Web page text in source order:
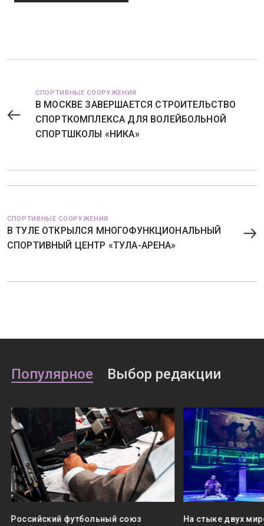
СПОРТИВНЫЕ СООРУЖЕНИЯ
В МОСКВЕ ЗАВЕРШАЕТСЯ СТРОИТЕЛЬСТВО
СПОРТКОМПЛЕКСА ДЛЯ ВОЛЕЙБОЛЬНОЙ
СПОРТШКОЛЫ «НИКА»
СПОРТИВНЫЕ СООРУЖЕНИЯ
В ТУЛЕ ОТКРЫЛСЯ МНОГОФУНКЦИОНАЛЬНЫЙ
СПОРТИВНЫЙ ЦЕНТР «ТУЛА-АРЕНА»
Популярное Выбор редакции
Российский футбольный союз
На стыке двух